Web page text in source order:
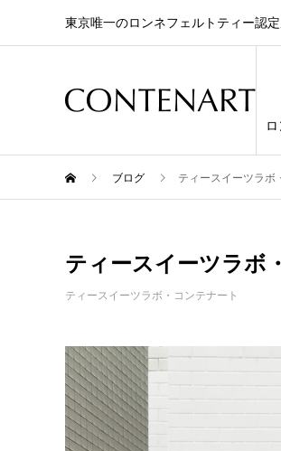
東京唯一のロンネフェルトティー認
ブログ ティースイーツラボ
ティースイーツラボ
ティースイーツラボ・コンテナート